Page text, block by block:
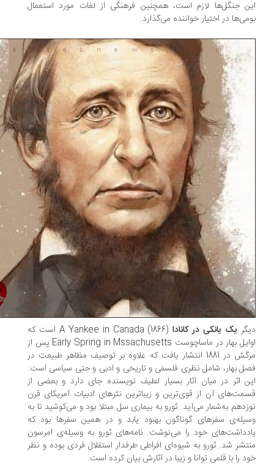
جنگل‌ها لازم است، همچنین فرهنگی از لغات مورد استعمال
در اختیار خواننده می‌گذارد.
یک یانکی در کانادا
A Yankee in Canada (1866) است که
اوایل بهار در ماساچوست Early Spring in Mssachusetts پس از
مرگش در 1881 انتشار یافت که علاوه بر توصیف مظاهر طبیعت در
بهار، شامل نظری فلسفی و تاریخی و ادبی و حتی سیاسی است.
اثر در میان آثار بسیار لطیف نویسنده جای دارد و بعضی از
آن از قوی‌ترین و زیباترین نثرهای ادبیات آمریکای قرن
به‌شمار می‌آید. ثورو به بیماری سل مبتلا بود و می‌کوشید تا به
سفرهای گوناگون بهبود یابد و در همین سفرها بود که
خود را می‌نوشت. نامه‌های ثورو به وسیله‌ی امرسون
شد. ثورو به شیوه‌ای افراطی طرفدار استقلال فردی بوده و نظر
را با قلمی توانا و زیبا در آثارش بیان کرده است.